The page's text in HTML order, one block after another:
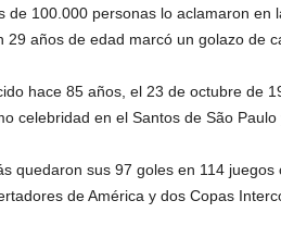
de 100.000 personas lo aclamaron en
29 años de edad marcó un golazo de
hace 85 años, el 23 de octubre de
celebridad en el Santos de São
quedaron sus 97 goles en 114
de América y dos Copas